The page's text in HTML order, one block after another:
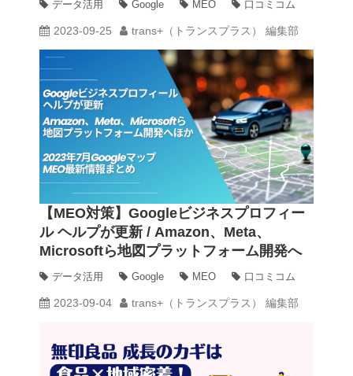
データ活用 Google MEO 口コミコム
2023-09-25 trans+（トランスプラス） 編集部
【MEO対策】Googleビジネスプロフィー
ル ヘルプが更新 / Amazon、Meta、
Microsoftら地図プラットフォーム開発へ
ほか 2023年7月Googleマップ・MEO最
データ活用 Google MEO 口コミコム
2023-09-04 trans+（トランスプラス） 編集部